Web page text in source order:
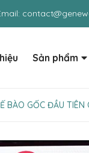
Sản phẩm
BÀO GỐC ĐẦU